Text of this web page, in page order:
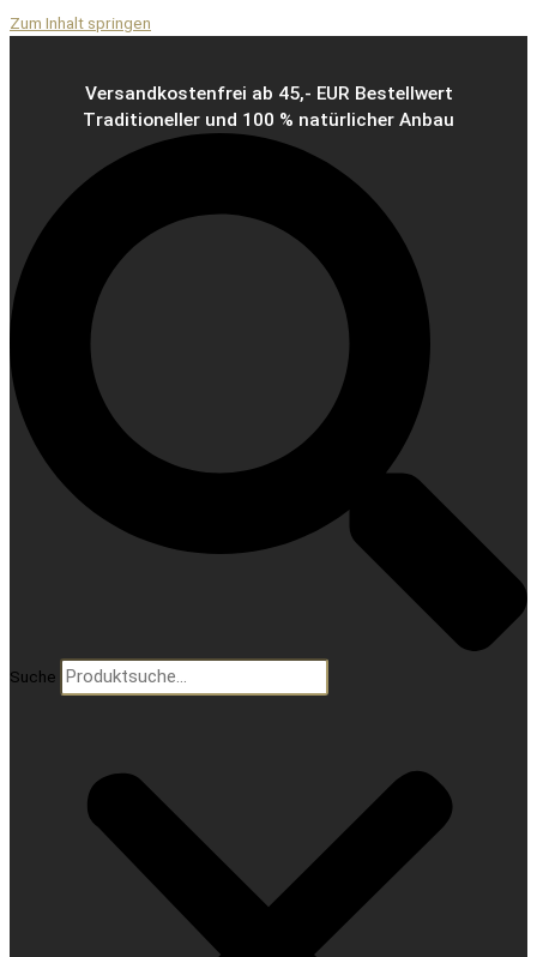
Zum Inhalt springen
Versandkostenfrei ab 45,- EUR Bestellwert
Traditioneller und 100 % natürlicher Anbau
Suche